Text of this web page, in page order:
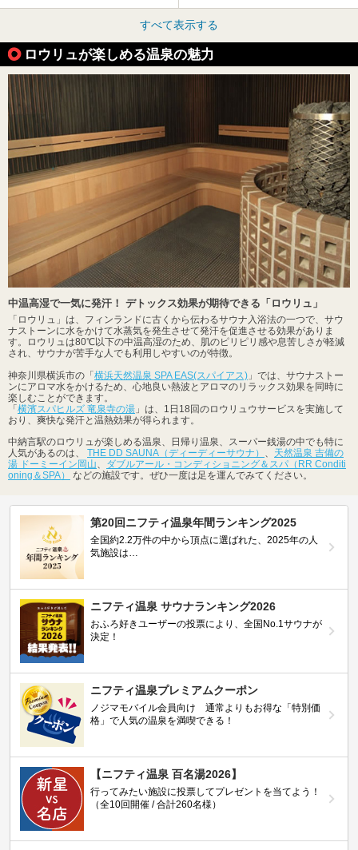
すべて表示する
ロウリュが楽しめる温泉の魅力
中温高湿で一気に発汗！ デトックス効果が期待できる「ロウリュ」
「ロウリュ」は、フィンランドに古くから伝わるサウナ入浴法の一つで、サウ
ナストーンに水をかけて水蒸気を発生させて発汗を促進させる効果がありま
す。ロウリュは80℃以下の中温高湿のため、肌のピリピリ感や息苦しさが軽減
され、サウナが苦手な人でも利用しやすいのが特徴。
神奈川県横浜市の「 横浜天然温泉 SPA EAS(スパイアス) 」では、サウナストー
ンにアロマ水をかけるため、心地良い熱波とアロマのリラックス効果を同時に
楽しむことができます。
「 横濱スパヒルズ 竜泉寺の湯 」は、1日18回のロウリュウサービスを実施して
おり、爽快な発汗と温熱効果が得られます。
中納言駅のロウリュが楽しめる温泉、日帰り温泉、スーパー銭湯の中でも特に
人気があるのは、 THE DD SAUNA（ディーディーサウナ） 、 天然温泉 吉備の
湯 ドーミーイン岡山、 ダブルアール・コンディショニング＆スパ（RR Conditi
oning＆SPA）
などの施設です。ぜひ一度は足を運んでみてください。
第20回ニフティ温泉年間ランキング2025
全国約2.2万件の中から頂点に選ばれた、2025年の人
気施設は…
ニフティ温泉 サウナランキング2026
おふろ好きユーザーの投票により、全国No.1サウナが
決定！
ニフティ温泉プレミアムクーポン
ノジマモバイル会員向け 通常よりもお得な「特別価
格」で人気の温泉を満喫できる！
【ニフティ温泉 百名湯2026】
行ってみたい施設に投票してプレゼントを当てよう！
（全10回開催 / 合計260名様）